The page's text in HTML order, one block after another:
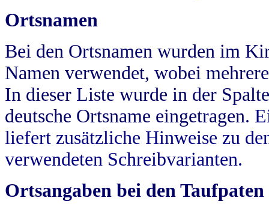
Ortsnamen
Bei den Ortsnamen wurden im
Namen verwendet, wobei
In dieser Liste wurde in der
deutsche Ortsname eingetragen.
liefert zusätzliche Hinweise zu
verwendeten Schreibvarianten.
Ortsangaben bei den Taufpaten